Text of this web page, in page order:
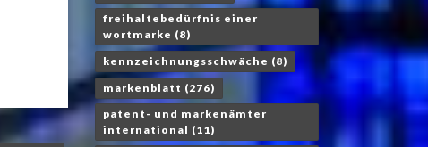
freihaltebedürfnis einer
wortmarke (8)
kennzeichnungsschwäche (8)
markenblatt (276)
patent- und markenämter
international (11)